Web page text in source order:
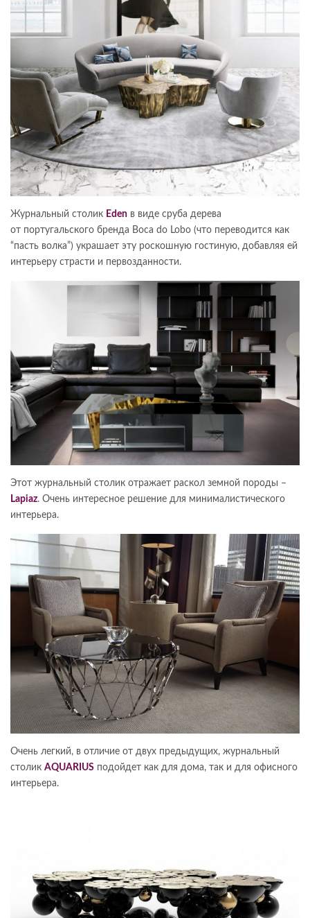
Журнальный столик Eden в виде сруба дерева
от португальского бренда Boca do Lobo (что переводится как
“пасть волка”) украшает эту роскошную гостиную, добавляя ей
интерьеру страсти и первозданности.
Этот журнальный столик отражает раскол земной породы –
Lapiaz. Очень интересное решение для минималистического
интерьера.
Очень легкий, в отличие от двух предыдущих, журнальный
столик AQUARIUS подойдет как для дома, так и для офисного
интерьера.